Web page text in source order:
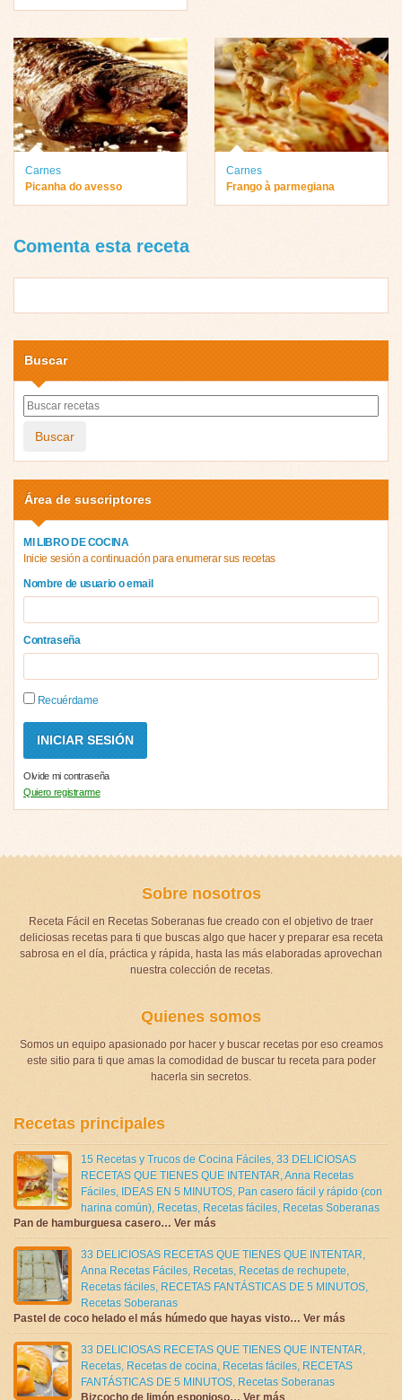
Carnes
Picanha do avesso
Carnes
Frango à parmegiana
Comenta esta receta
Buscar
Buscar
Área de suscriptores
MI LIBRO DE COCINA
Inicie sesión a continuación para enumerar sus recetas
Nombre de usuario o email
Contraseña
Recuérdame
Olvide mi contraseña
Quiero registrarme
Sobre nosotros
Receta Fácil en Recetas Soberanas fue creado con el objetivo de traer
deliciosas recetas para ti que buscas algo que hacer y preparar esa receta
sabrosa en el día, práctica y rápida, hasta las más elaboradas aprovechan
nuestra colección de recetas.
Quienes somos
Somos un equipo apasionado por hacer y buscar recetas por eso creamos
este sitio para ti que amas la comodidad de buscar tu receta para poder
hacerla sin secretos.
Recetas principales
15 Recetas y Trucos de Cocina Fáciles, 33 DELICIOSAS
RECETAS QUE TIENES QUE INTENTAR,Anna Recetas
Fáciles, IDEAS EN 5 MINUTOS, Pan casero fácil y rápido (con
harina común), Recetas, Recetas fáciles, Recetas Soberanas
Pan de hamburguesa casero… Ver más
33 DELICIOSAS RECETAS QUE TIENES QUE INTENTAR,
Anna Recetas Fáciles, Recetas, Recetas de rechupete,
Recetas fáciles, RECETAS FANTÁSTICAS DE 5 MINUTOS,
Recetas Soberanas
Pastel de coco helado el más húmedo que hayas visto… Ver más
33 DELICIOSAS RECETAS QUE TIENES QUE INTENTAR,
Recetas, Recetas de cocina, Recetas fáciles, RECETAS
FANTÁSTICAS DE 5 MINUTOS, Recetas Soberanas
Bizcocho de limón esponjoso… Ver más